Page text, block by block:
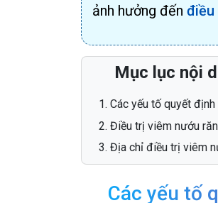
ảnh hưởng đến điều
Mục lục nội
Các yếu tố quyết
Điều trị viêm nướu
Địa chỉ điều trị viêm
Các yếu tố